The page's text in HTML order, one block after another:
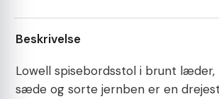
Beskrivelse
Lowell spisebordsstol i brunt
sæde og sorte jernben er en